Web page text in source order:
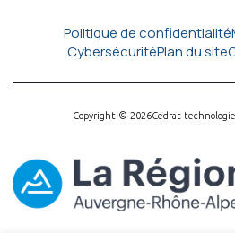
Politique de confidentialité
CybersécuritéPlan du site
Copyright © 2026Cedrat